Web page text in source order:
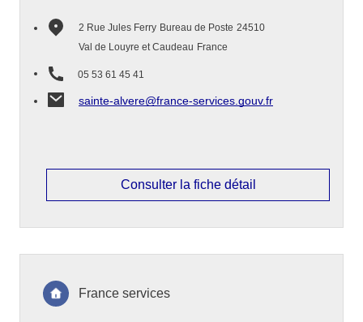
2 Rue Jules Ferry Bureau de Poste 24510
Val de Louyre et Caudeau France
05 53 61 45 41
sainte-alvere@france-services.gouv.fr
Consulter la fiche détail
France services